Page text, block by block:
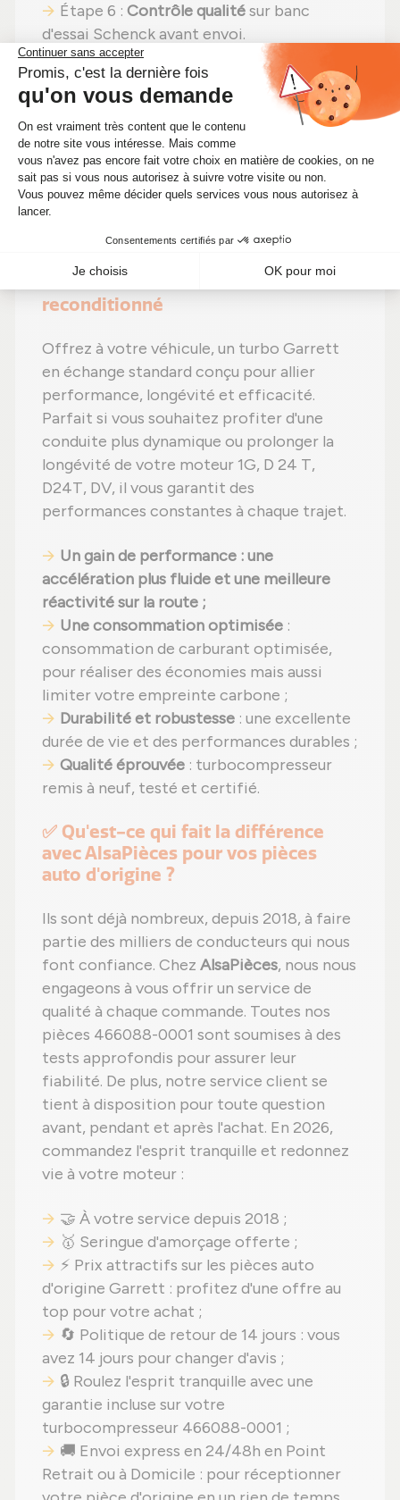
Étape 6 : Contrôle qualitésur banc
d'essai Schenck avant envoi.
En choisissant unturbo reconditionné,
vous faites un pari gagnant :
même
puissance,moins de dépenses (avec un
tarif imbattable à 551,00 €)
écologique. Alors pourquoi hésiter ?
Renforcez votre moteur tout en faisant
des économies significatives !
🔧 Optimisez les performances de
votre moteur avec ce turbo Garrett
reconditionné
Offrez à votre véhicule, un turbo Garrett
en échange standard conçu pour allier
performance, longévité et efficacité.
Parfait si vous souhaitez profiter d'une
conduite plus dynamique ou prolonger la
longévité de votre moteur 1G, D 24 T,
D24T, DV, il vous garantit des
performances constantes à chaque trajet.
Un gain de performance : une
accélération plus fluide et une meilleure
réactivité sur la route ;
Une consommation optimisée :
consommation de carburant optimisée,
pour réaliser des économies mais aussi
limiter votre empreinte carbone ;
Durabilité et robustesse : une excellente
durée de vie et des performances durables ;
Qualité éprouvée : turbocompresseur
remis à neuf, testé et certifié.
✅ Qu'est-ce qui fait la différence
avec AlsaPièces pour vos pièces
auto d'origine ?
Ils sont déjà nombreux, depuis 2018, à faire
partie des milliers de conducteurs qui nous
font confiance. Chez AlsaPièces, nous nous
engageons à vous offrir un service de
qualité à chaque commande. Toutes nos
pièces 466088-0001 sont soumises à des
tests approfondis pour assurer leur
fiabilité. De plus, notre service client se
tient à disposition pour toute question
avant, pendant et après l'achat. En 2026,
commandez l'esprit tranquille et redonnez
vie à votre moteur :
🤝 À votre service depuis 2018 ;
🥇 Seringue d'amorçage offerte ;
⚡ Prix attractifs sur les pièces auto
d'origine Garrett : profitez d'une offre au
top pour votre achat ;
🔄 Politique de retour de 14 jours : vous
avez 14 jours pour changer d'avis ;
🔒 Roulez l'esprit tranquille avec une
garantie incluse sur votre
turbocompresseur 466088-0001 ;
🚚 Envoi express en 24/48h en Point
Retrait ou à Domicile : pour réceptionner